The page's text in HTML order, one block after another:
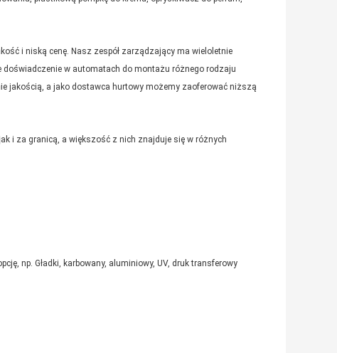
i niską cenę. Nasz zespół zarządzający ma wieloletnie
w automatach do montażu różnego rodzaju
jakością, a jako dostawca hurtowy możemy zaoferować niższą
i za granicą, a większość z nich znajduje się w różnych
np. Gładki, karbowany, aluminiowy, UV, druk transferowy